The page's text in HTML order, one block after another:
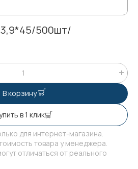
500шт/
В корзину
в 1 клик
для интернет-магазина.
товара у менеджера.
отличаться от реального